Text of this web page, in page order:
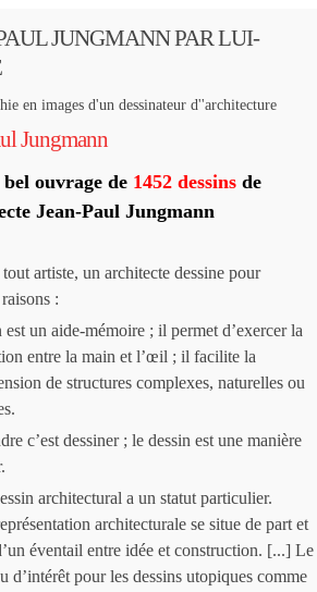
JUNGMANN PAR LUI-
en images d'un dessinateur d''architecture
Jungmann
ouvrage de 1452 dessins de
Jean-Paul Jungmann
artiste, un architecte dessine pour
:
est un aide-mémoire ; il permet d’exercer la
entre la main et l’œil ; il facilite la
de structures complexes, naturelles ou
c’est dessiner ; le dessin est une manière
architectural a un statut particulier.
architecturale se situe de part et
éventail entre idée et construction. [...] Le
d’intérêt pour les dessins utopiques comme